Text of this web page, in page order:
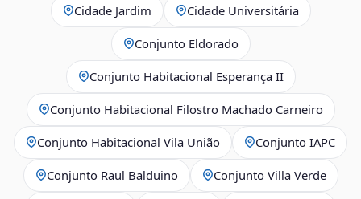
Cidade Jardim Cidade Universitária
Conjunto Eldorado
Conjunto Habitacional Esperança II
Conjunto Habitacional Filostro Machado Carneiro
Conjunto Habitacional Vila União Conjunto IAPC
Conjunto Raul Balduino Conjunto Villa Verde